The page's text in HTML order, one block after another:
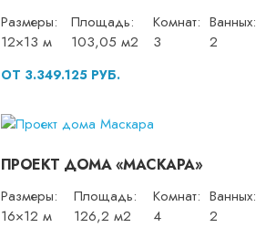
Размеры:
12×13 м
Площадь:
103,05 м2
Комнат:
3
Ванных:
2
ОТ 3.349.125 РУБ.
ПРОЕКТ ДОМА «МАСКАРА»
Размеры:
16×12 м
Площадь:
126,2 м2
Комнат:
4
Ванных:
2